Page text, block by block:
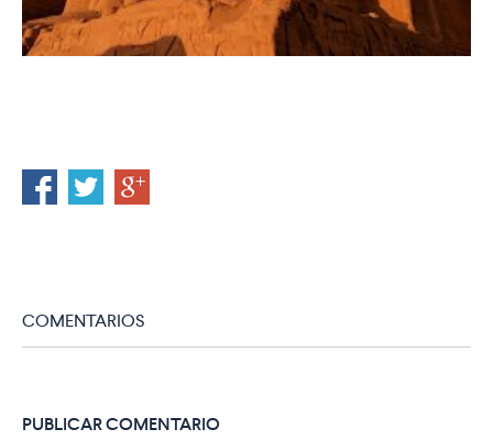
COMENTARIOS
PUBLICAR COMENTARIO